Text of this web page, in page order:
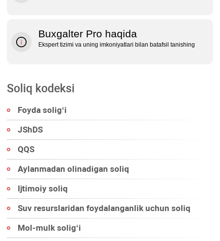
Buxgalter Pro haqida
Ekspert tizimi va uning imkoniyatlari bilan batafsil tanishing
Soliq kodeksi
Foyda soligʻi
JShDS
QQS
Aylanmadan olinadigan soliq
Ijtimoiy soliq
Suv resurslaridan foydalanganlik uchun soliq
Mol-mulk soligʻi